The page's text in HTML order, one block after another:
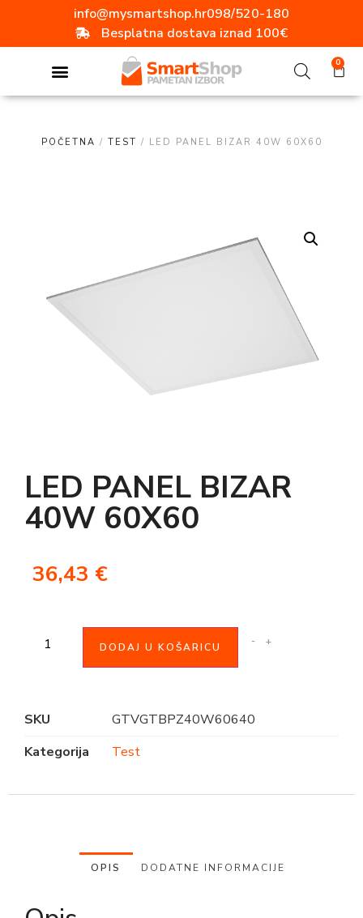
info@mysmartshop.hr098/520-180
Besplatna dostava iznad 100€
0
POČETNA / TEST / LED PANEL BIZAR 40W 60X60
LED PANEL BIZAR
40W 60X60
36,43 €
- +
DODAJ U KOŠARICU
SKU
GTVGTBPZ40W60640
Kategorija
Test
OPIS DODATNE INFORMACIJE